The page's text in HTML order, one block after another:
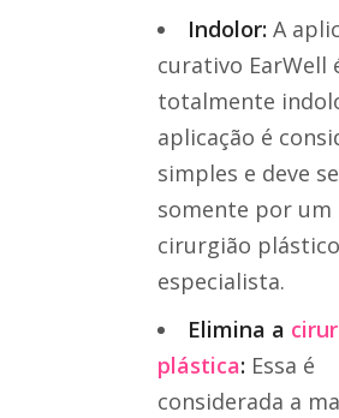
Indolor: A
curativo EarWell
totalmente
aplicação é
simples e deve
somente por um
cirurgião plástico
especialista.
Elimina a
plástica: Essa é
considerada a